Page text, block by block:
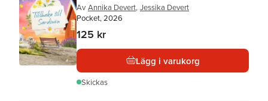
Av Annika Devert, Jessika Devert
Pocket, 2026
125 kr
Lägg i varukorg
Skickas